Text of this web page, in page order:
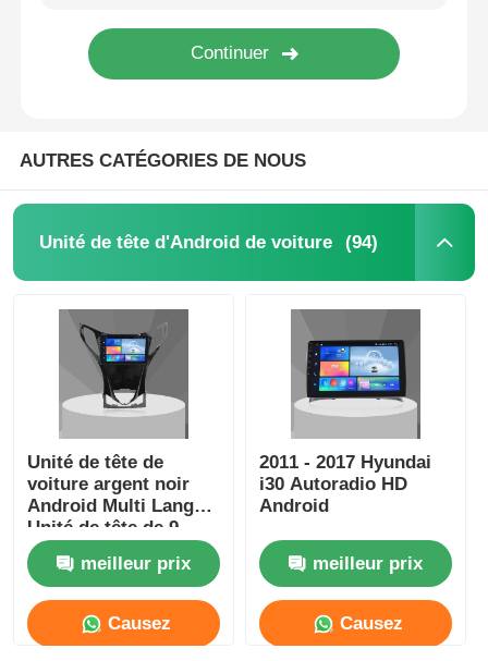
Visite d'usine
Contact
Tous les cas
Demande de soumission
Unité de tête d'Android de voiture
Unité de tête BMW Android
Unité principale Mercedes Android
AUTRES CATÉGORIES DE NOUS
Unité de tête d'Android de voiture (94)
Unité de tête de
voiture argent noir
Android Multi Langue
Unité de tête de 9
pouces Pour
HYUNDAI AZERA
2011-2012
meilleur prix
Causez
2011 - 2017 Hyundai
i30 Autoradio HD
Android
meilleur prix
Causez